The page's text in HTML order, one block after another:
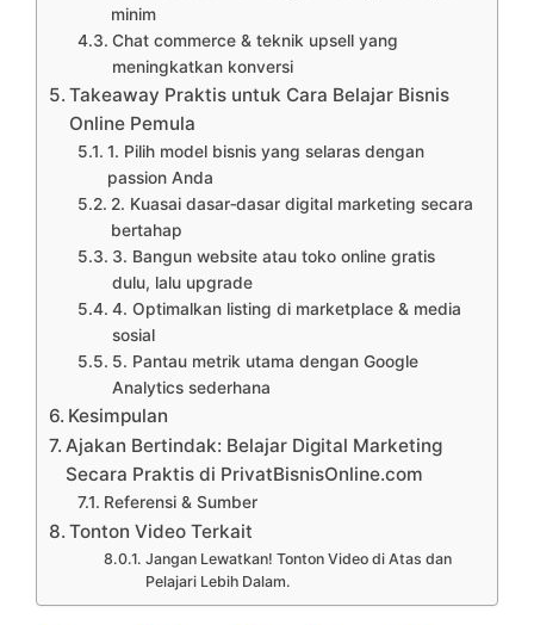
minim
Chat commerce & teknik upsell yang
meningkatkan konversi
Takeaway Praktis untuk Cara Belajar Bisnis
Online Pemula
1. Pilih model bisnis yang selaras dengan
passion Anda
2. Kuasai dasar‑dasar digital marketing secara
bertahap
3. Bangun website atau toko online gratis
dulu, lalu upgrade
4. Optimalkan listing di marketplace & media
sosial
5. Pantau metrik utama dengan Google
Analytics sederhana
Kesimpulan
Ajakan Bertindak: Belajar Digital Marketing
Secara Praktis di PrivatBisnisOnline.com
Referensi & Sumber
Tonton Video Terkait
Jangan Lewatkan! Tonton Video di Atas dan
Pelajari Lebih Dalam.